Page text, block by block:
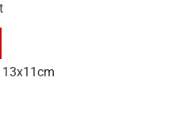
13x11cm